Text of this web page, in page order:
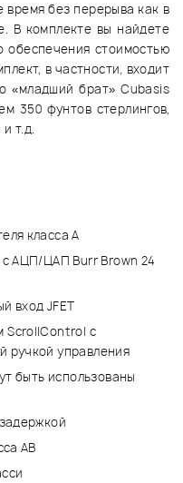
время без перерыва как в
В комплекте вы найдете
обеспечения стоимостью
в частности, входит
«младший брат» Cubasis
350 фунтов стерлингов,
т.д.
класса А
с АЦП/ЦАП Burr Brown 24
вход JFET
ScrollControl с
ручкой управления
быть использованы
AB